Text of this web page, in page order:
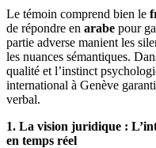
Le témoin comprend bien le
de répondre en arabe pour
partie adverse manient les
les nuances sémantiques.
qualité et l’instinct
international à Genève
verbal.
1. La vision juridique :
en temps réel